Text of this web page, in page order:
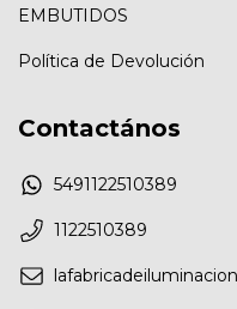
EMBUTIDOS
Política de Devolución
Contactános
5491122510389
1122510389